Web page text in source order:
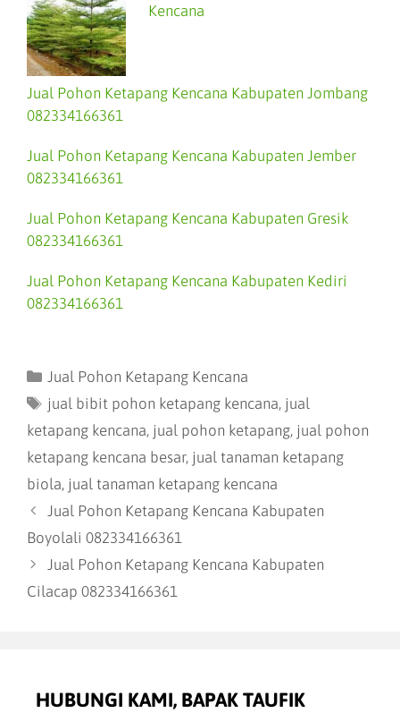
Kencana
Jual Pohon Ketapang Kencana Kabupaten Jombang
082334166361
Jual Pohon Ketapang Kencana Kabupaten Jember
082334166361
Jual Pohon Ketapang Kencana Kabupaten Gresik
082334166361
Jual Pohon Ketapang Kencana Kabupaten Kediri
082334166361
Jual Pohon Ketapang Kencana
jual bibit pohon ketapang kencana, jual
ketapang kencana, jual pohon ketapang, jual pohon
ketapang kencana besar, jual tanaman ketapang
biola, jual tanaman ketapang kencana
Jual Pohon Ketapang Kencana Kabupaten
Boyolali 082334166361
Jual Pohon Ketapang Kencana Kabupaten
Cilacap 082334166361
HUBUNGI KAMI, BAPAK TAUFIK